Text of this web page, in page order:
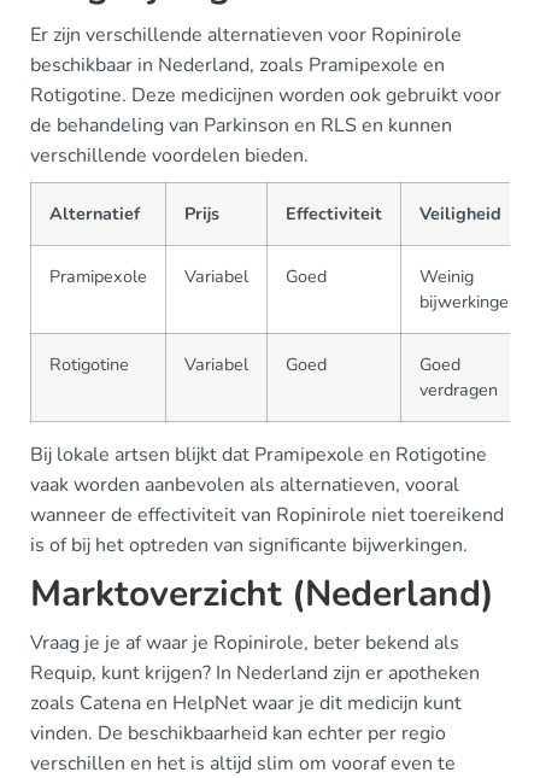
Er zijn verschillende alternatieven voor Ropinirole
beschikbaar in Nederland, zoals Pramipexole en
Rotigotine. Deze medicijnen worden ook gebruikt voor
de behandeling van Parkinson en RLS en kunnen
verschillende voordelen bieden.
Alternatief Prijs Effectiviteit Veiligheid
Pramipexole Variabel Goed
Weinig
bijwerkingen
Rotigotine Variabel Goed
Goed
verdragen
Bij lokale artsen blijkt dat Pramipexole en Rotigotine
vaak worden aanbevolen als alternatieven, vooral
wanneer de effectiviteit van Ropinirole niet toereikend
is of bij het optreden van significante bijwerkingen.
Marktoverzicht (Nederland)
Vraag je je af waar je Ropinirole, beter bekend als
Requip, kunt krijgen? In Nederland zijn er apotheken
zoals Catena en HelpNet waar je dit medicijn kunt
vinden. De beschikbaarheid kan echter per regio
verschillen en het is altijd slim om vooraf even te